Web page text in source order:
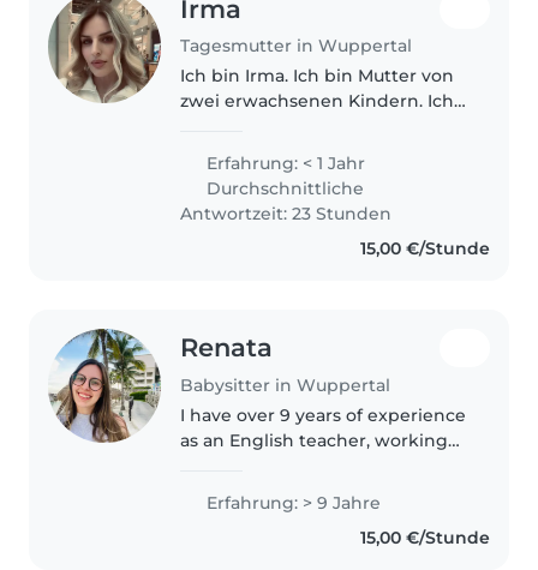
Irma
Tagesmutter in Wuppertal
Ich bin Irma. Ich bin Mutter von
zwei erwachsenen Kindern. Ich
verantwortungsbewusster
Mensch. Von Beruf bin ich
Anwältin, aber leider wird mein
Erfahrung: < 1 Jahr
Durchschnittliche
Antwortzeit: 23 Stunden
15,00 €/Stunde
Renata
Babysitter in Wuppertal
I have over 9 years of experience
as an English teacher, working
Throughout this time, I
developed strong
communication skills, patience,
Erfahrung: > 9 Jahre
15,00 €/Stunde